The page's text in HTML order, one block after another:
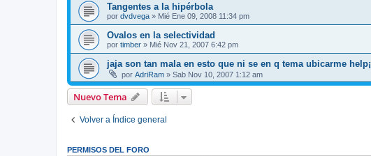
Tangentes a la hipérbola
por dvdvega » Mié Ene 09, 2008 11:34 pm
Ovalos en la selectividad
por timber » Mié Nov 21, 2007 6:42 pm
jaja son tan mala en esto que ni se en q tema ubicarme help¡
por AdriRam » Sab Nov 10, 2007 1:12 am
Nuevo Tema
Volver a Índice general
PERMISOS DEL FORO